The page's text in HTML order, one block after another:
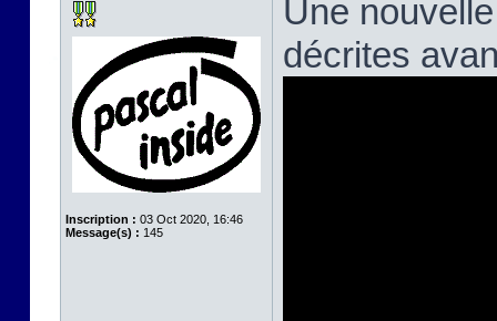
Inscription : 03 Oct 2020, 16:46
Message(s) : 145
Une
décrites